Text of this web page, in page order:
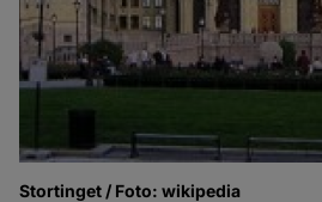
Stortinget / Foto: wikipedia